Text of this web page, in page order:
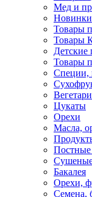
Мед и
Новинки
Товары
Товары
Детские
Товары
Специи,
Цукаты
Орехи
Масла,
Бакалея
Орехи,
Семена,